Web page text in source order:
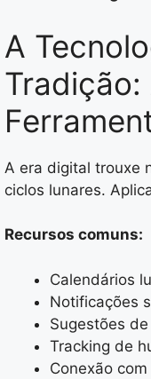
A
Tradição:
A era digital trouxe
ciclos lunares.
Recursos comuns:
Calendários
Notificações
Sugestões
Tracking de
Conexão